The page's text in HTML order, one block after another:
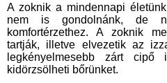
A zoknik a mindennapi
nem is gondolnánk, de
komfortérzethez. A zoknik
tartják, illetve elvezetik az
legkényelmesebb zárt cipő
kidörzsölheti bőrünket.